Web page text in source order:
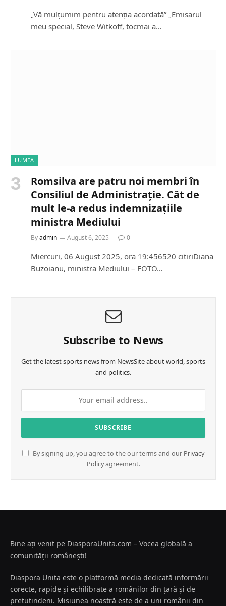
„Vă mulțumim pentru atenția acordată” „Emisarul
meu special, Steve Witkoff, tocmai a…
LUMEA
Romsilva are patru noi membri în
Consiliul de Administrație. Cât de
mult le-a redus indemnizațiile
ministra Mediului
Byadmin August 6, 2025 0
Miercuri, 06 August 2025, ora 19:456520 citiriDiana
Buzoianu, ministra Mediului – FOTO…
Subscribe to News
Get the latest sports news from NewsSite about world, sports
and politics.
By signing up, you agree to the our terms and our Privacy
Policyagreement.
Bine ați venit pe DiasporaUnita.com – Vocea globală a
comunității românești!
Diaspora Unita este o platformă media dedicată informării
corecte, rapide și echilibrate a românilor din țară și de
pretutindeni. Misiunea noastră este de a uni românii din